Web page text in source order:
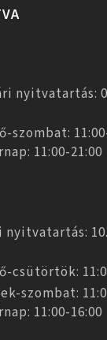
nyitvatartás:
szombat:
11:00-21:00
nyitvatartás: 10.
csütörtök:
szombat:
11:00-16:00